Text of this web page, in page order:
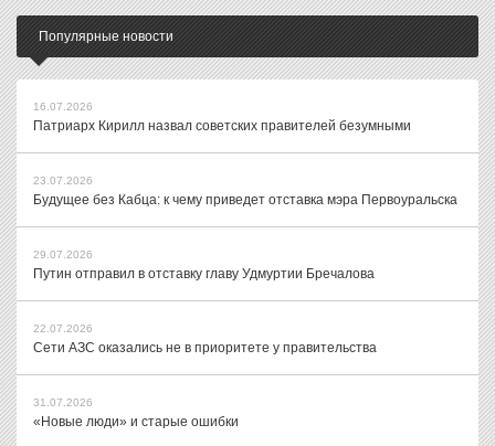
Популярные новости
16.07.2026
Патриарх Кирилл назвал советских правителей безумными
23.07.2026
Будущее без Кабца: к чему приведет отставка мэра Первоуральска
29.07.2026
Путин отправил в отставку главу Удмуртии Бречалова
22.07.2026
Сети АЗС оказались не в приоритете у правительства
31.07.2026
«Новые люди» и старые ошибки